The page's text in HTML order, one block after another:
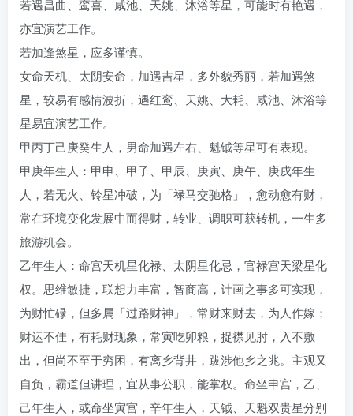
若遇昌曲、鸾喜、咸池、天姚、沐浴等星，可能时有艳遇，
亦宜演艺工作。
若加逢煞星，应多谨慎。
女命天机、太阴安命，加遇吉星，多外貌秀丽，若加遇煞
星，较易有感情波折，遇红鸾、天姚、大耗、咸池、沐浴等
星易宜演艺工作。
甲丙丁己庚癸生人，男命加遇左右、魁钺等星可有表现。
甲庚年生人：甲申、甲子、甲辰、庚寅、庚午、庚戌年生
人，若无火、铃星冲破，为「禄马交驰格」，愈动愈有财，
常在环境变化发展中而得财，转业、调职可获转机，一生多
旅游机会。
乙年生人：命宫天机星化禄、太阴星化忌，官禄宫天梁星化
权。思维敏捷，联想力丰富，智商高，计画之事多可实现，
为财忙碌，但多属「过路财神」，常财来财去，为人作嫁；
财运不佳，有耗财现象，常寅吃卯粮，捉襟见肘，入不敷
出，但尚不至于穷困，有离乡背井，跋涉他乡之兆。主观又
自负，霸道但讲理，宜从事公职，能掌权。命坐申宫，乙、
己年生人，或命坐寅宫，辛年生人，天钺、天魁双贵星分别